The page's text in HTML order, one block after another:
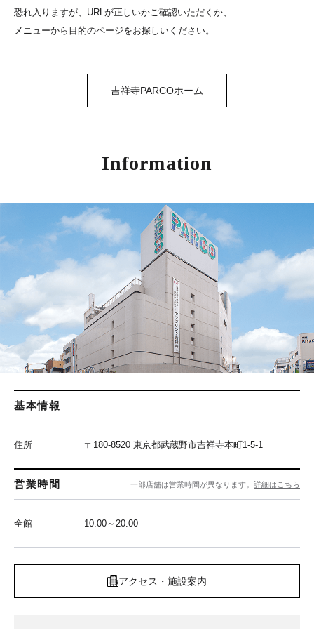
恐れ入りますが、URLが正しいかご確認いただくか、
メニューから目的のページをお探しいください。
吉祥寺PARCOホーム
Information
基本情報
住所 〒180-8520 東京都武蔵野市吉祥寺本町1-5-1
営業時間 一部店舗は営業時間が異なります。 詳細はこちら
全館 10:00～20:00
アクセス・施設案内